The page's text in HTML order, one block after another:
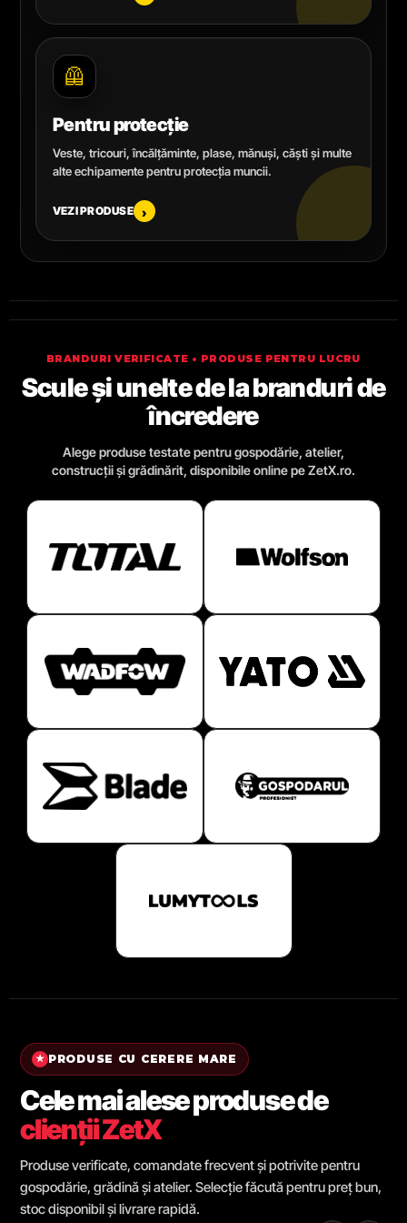
🦺
Pentru protecție
Veste, tricouri, încălțăminte, plase, mănuși, căști și multe
alte echipamente pentru protecția muncii.
VEZI PRODUSE ›
BRANDURI VERIFICATE • PRODUSE PENTRU LUCRU
Scule și unelte de la branduri de
încredere
Alege produse testate pentru gospodărie, atelier,
construcții și grădinărit, disponibile online pe ZetX.ro.
★ PRODUSE CU CERERE MARE
Cele mai alese produse de
clienții ZetX
Produse verificate, comandate frecvent și potrivite pentru
gospodărie, grădină și atelier. Selecție făcută pentru preț bun,
stoc disponibil și livrare rapidă.